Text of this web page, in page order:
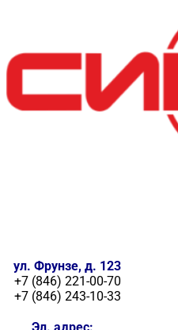
ул. Фрунзе, д. 123
+7 (846) 221-00-70
+7 (846) 243-10-33